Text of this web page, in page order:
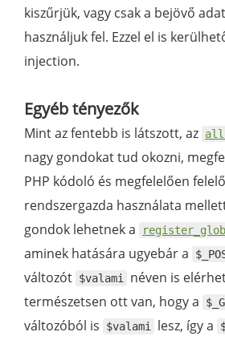
kiszűrjük, vagy csak a bejövő
használjuk fel. Ezzel el is
injection.
Egyéb tényezők
Mint az fentebb is látszott, az
nagy gondokat tud okozni,
PHP kódoló és megfelelően
rendszergazda használata
gondok lehetnek a
aminek hatására ugyebár a
változót $valami
néven is
természetsen ott van, hogy a
változóból is $valami lesz, így a